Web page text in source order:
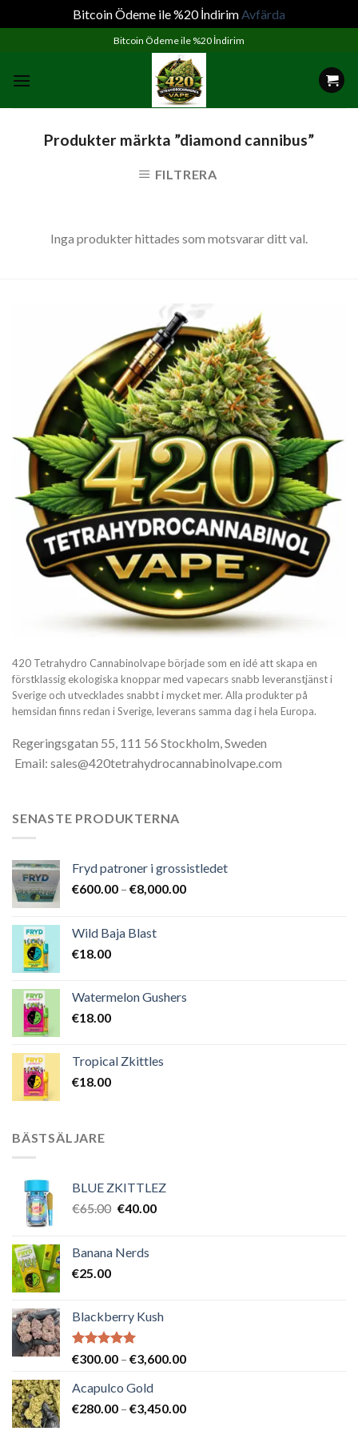
Bitcoin Ödeme ile %20 İndirimAvfärda
content
Bitcoin Ödeme ile %20 İndirim
Produkter märkta ”diamond cannibus”
FILTRERA
Inga produkter hittades som motsvarar ditt val.
420 Tetrahydro Cannabinolvape började som en idé att skapa en
förstklassig ekologiska knoppar med vapecars snabb leveranstjänst i
Sverige och utvecklades snabbt i mycket mer. Alla produkter på
hemsidan finns redan i Sverige, leverans samma dag i hela Europa.
Regeringsgatan 55, 111 56 Stockholm, Sweden
Email: sales@420tetrahydrocannabinolvape.com
SENASTE PRODUKTERNA
Fryd patroner i grossistledet
€600.00 – €8,000.00Prisintervall:
Wild Baja Blast
€18.00
Watermelon Gushers
€18.00
Tropical Zkittles
€18.00
BÄSTSÄLJARE
BLUE ZKITTLEZ
€65.00 Det
var:
€40.00Det
Banana Nerds
€25.00
Blackberry Kush
Betygsatt
€300.00 – €3,600.00Prisintervall:
€3,600.00
Acapulco Gold
€280.00 – €3,450.00Prisintervall: